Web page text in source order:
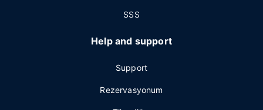
SSS
Help and support
Support
Rezervasyonum